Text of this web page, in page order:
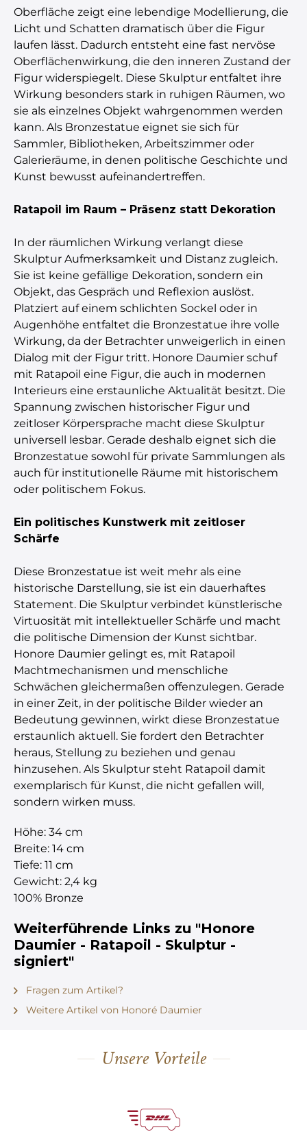
Oberfläche zeigt eine lebendige Modellierung, die
Licht und Schatten dramatisch über die Figur
laufen lässt. Dadurch entsteht eine fast nervöse
Oberflächenwirkung, die den inneren Zustand der
Figur widerspiegelt. Diese Skulptur entfaltet ihre
Wirkung besonders stark in ruhigen Räumen, wo
sie als einzelnes Objekt wahrgenommen werden
kann. Als Bronzestatue eignet sie sich für
Sammler, Bibliotheken, Arbeitszimmer oder
Galerieräume, in denen politische Geschichte und
Kunst bewusst aufeinandertreffen.
Ratapoil im Raum – Präsenz statt Dekoration
In der räumlichen Wirkung verlangt diese
Skulptur Aufmerksamkeit und Distanz zugleich.
Sie ist keine gefällige Dekoration, sondern ein
Objekt, das Gespräch und Reflexion auslöst.
Platziert auf einem schlichten Sockel oder in
Augenhöhe entfaltet die Bronzestatue ihre volle
Wirkung, da der Betrachter unweigerlich in einen
Dialog mit der Figur tritt. Honore Daumier schuf
mit Ratapoil eine Figur, die auch in modernen
Interieurs eine erstaunliche Aktualität besitzt. Die
Spannung zwischen historischer Figur und
zeitloser Körpersprache macht diese Skulptur
universell lesbar. Gerade deshalb eignet sich die
Bronzestatue sowohl für private Sammlungen als
auch für institutionelle Räume mit historischem
oder politischem Fokus.
Ein politisches Kunstwerk mit zeitloser
Schärfe
Diese Bronzestatue ist weit mehr als eine
historische Darstellung, sie ist ein dauerhaftes
Statement. Die Skulptur verbindet künstlerische
Virtuosität mit intellektueller Schärfe und macht
die politische Dimension der Kunst sichtbar.
Honore Daumier gelingt es, mit Ratapoil
Machtmechanismen und menschliche
Schwächen gleichermaßen offenzulegen. Gerade
in einer Zeit, in der politische Bilder wieder an
Bedeutung gewinnen, wirkt diese Bronzestatue
erstaunlich aktuell. Sie fordert den Betrachter
heraus, Stellung zu beziehen und genau
hinzusehen. Als Skulptur steht Ratapoil damit
exemplarisch für Kunst, die nicht gefallen will,
sondern wirken muss.
Höhe: 34 cm
Breite: 14 cm
Tiefe: 11 cm
Gewicht: 2,4 kg
100% Bronze
Weiterführende Links zu "Honore
Daumier - Ratapoil - Skulptur -
signiert"
Fragen zum Artikel?
Weitere Artikel von Honoré Daumier
Unsere Vorteile